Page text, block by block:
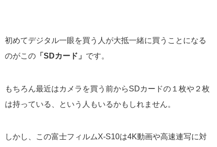
初めてデジタル一眼を買う人が大抵一緒に買うことになる
のがこの 「SDカード」 です。
もちろん最近はカメラを買う前からSDカードの１枚や２枚
は持っている、という人もいるかもしれません。
しかし、この富士フィルムX-S10は4K動画や高速連写に対